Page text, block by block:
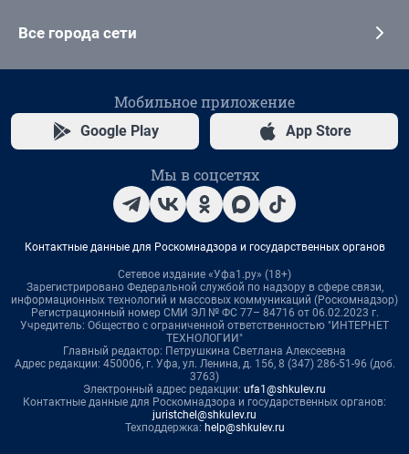
Все города сети
Мобильное приложение
Google Play App Store
Мы в соцсетях
Контактные данные для Роскомнадзора и государственных органов
Сетевое издание «Уфа1.ру» (18+)
Зарегистрировано Федеральной службой по надзору в сфере связи,
информационных технологий и массовых коммуникаций (Роскомнадзор)
Регистрационный номер СМИ ЭЛ № ФС 77– 84716 от 06.02.2023 г.
Учредитель: Общество с ограниченной ответственностью "ИНТЕРНЕТ
ТЕХНОЛОГИИ"
Главный редактор: Петрушкина Светлана Алексеевна
Адрес редакции: 450006, г. Уфа, ул. Ленина, д. 156, 8 (347) 286-51-96 (доб.
3763)
Электронный адрес редакции: ufa1@shkulev.ru
Контактные данные для Роскомнадзора и государственных органов:
juristchel@shkulev.ru
Техподдержка: help@shkulev.ru